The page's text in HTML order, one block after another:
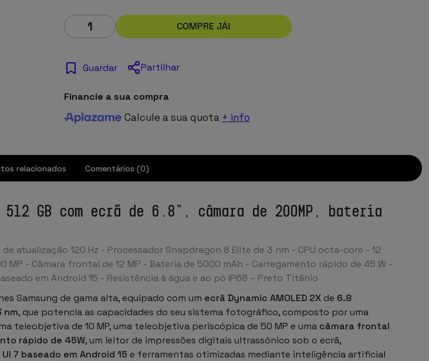
COMPRE JÁ!
Guardar Partilhar
Financie a sua compra
Calcule a sua quota + info
relacionados Comentários (0)
GB com ecrã de 6.8”, câmara de 200MP, bateria
atualização 120 Hz - Processador Snapdragon 8 Elite de 3 nm - CPU octa-core - 12
MP - Câmara frontal de 12 MP - Bateria de 5000 mAh - Carregamento rápido de 45 W -
em Android 15 - Resistência à água e ao pó IP68 – Preto Titânio
Samsung de gama alta, equipado com um ecrã Dynamic AMOLED 2X de 6.8
nm, que potencia as capacidades do seu sistema fotográfico, composto por uma
teleobjetiva de 10 MP, uma teleobjetiva periscópica de 50 MP e uma câmara frontal
rápido de 45W, um leitor de impressões digitais ultrassónico sob o ecrã,
UI 7 baseado em Android 15 e ferramentas otimizadas mediante inteligência artificial